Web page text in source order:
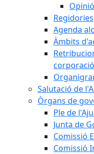
Regidories
Agenda
Àmbits
corporació
Salutació de
Òrgans de
Ple de
Junta de
Comissió
Comissió